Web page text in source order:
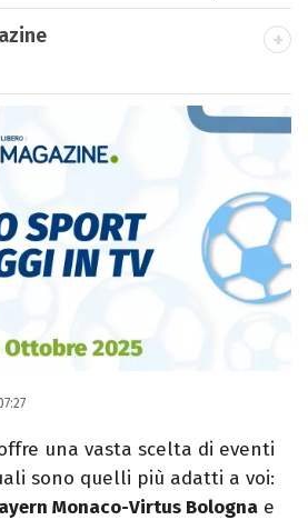
FACEBOOK
è il canale del portale
al mondo della
dello spettacolo e del gossip.
una vasta scelta di eventi
sono quelli più adatti a voi:
Monaco-Virtus Bologna e